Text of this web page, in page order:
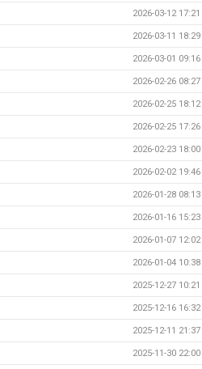
2026-03-12 17:21
2026-03-11 18:29
2026-03-01 09:16
2026-02-26 08:27
2026-02-25 18:12
2026-02-25 17:26
2026-02-23 18:00
2026-02-02 19:46
2026-01-28 08:13
2026-01-16 15:23
2026-01-07 12:02
2026-01-04 10:38
2025-12-27 10:21
2025-12-16 16:32
2025-12-11 21:37
2025-11-30 22:00